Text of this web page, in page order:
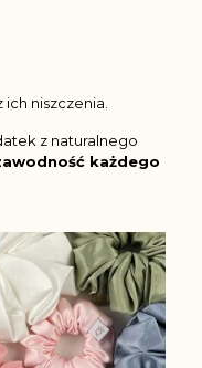
niszczenia.
z naturalnego
każdego